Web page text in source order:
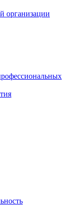
организации